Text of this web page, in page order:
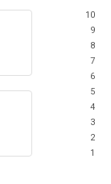
10
9
8
7
6
5
4
3
2
1